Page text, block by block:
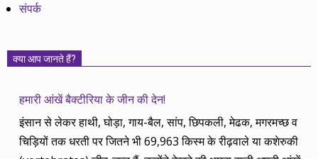
संपर्क
क्या आप जानते हैं?
हमारी आंखें बैक्टीरिया के जीन की देन!
इंसान से लेकर हाथी, घोड़ा, गाय-बैल, सांप, छिपकली, मेढक, मगरमच्छ व
चिड़ियों तक धरती पर जितने भी 69,963 किस्म के रीढ़वाले या कशेरुकी